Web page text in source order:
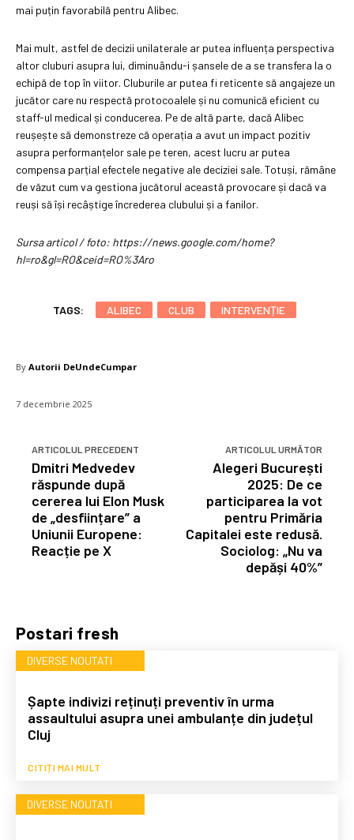
Postari fresh
DIVERSE NOUTATI
Șapte indivizi reținuți preventiv în urma
assaultului asupra unei ambulanțe din județul
Cluj
CITIȚI MAI MULT
DIVERSE NOUTATI
mai puțin favorabilă pentru Alibec.
Mai mult, astfel de decizii unilaterale ar putea influența perspectiva
altor cluburi asupra lui, diminuându-i șansele de a se transfera la o
echipă de top în viitor. Cluburile ar putea fi reticente să angajeze un
jucător care nu respectă protocoalele și nu comunică eficient cu
staff-ul medical și conducerea. Pe de altă parte, dacă Alibec
reușește să demonstreze că operația a avut un impact pozitiv
asupra performanțelor sale pe teren, acest lucru ar putea
compensa parțial efectele negative ale deciziei sale. Totuși, rămâne
de văzut cum va gestiona jucătorul această provocare și dacă va
reuși să își recâștige încrederea clubului și a fanilor.
Sursa articol / foto: https://news.google.com/home?
hl=ro&gl=RO&ceid=RO%3Aro
TAGS: ALIBEC CLUB INTERVENȚIE
By Autorii DeUndeCumpar
7 decembrie 2025
ARTICOLUL PRECEDENT
Dmitri Medvedev
răspunde după
cererea lui Elon Musk
de „desființare” a
Uniunii Europene:
Reacție pe X
ARTICOLUL URMĂTOR
Alegeri București
2025: De ce
participarea la vot
pentru Primăria
Capitalei este redusă.
Sociolog: „Nu va
depăși 40%”